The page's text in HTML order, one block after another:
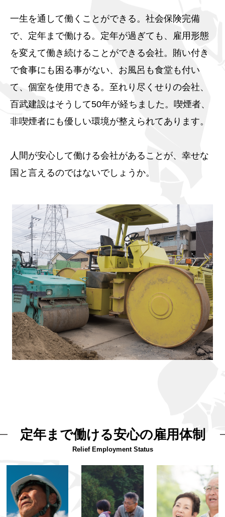
一生を通して働くことができる。社会保険完備
で、定年まで働ける。定年が過ぎても、雇用形態
を変えて働き続けることができる会社。賄い付き
で食事にも困る事がない、お風呂も食堂も付い
て、個室を使用できる。至れり尽くせりの会社、
百武建設はそうして50年が経ちました。喫煙者、
非喫煙者にも優しい環境が整えられてあります。
人間が安心して働ける会社があることが、幸せな
国と言えるのではないでしょうか。
定年まで働ける安心の雇用体制
Relief Employment Status